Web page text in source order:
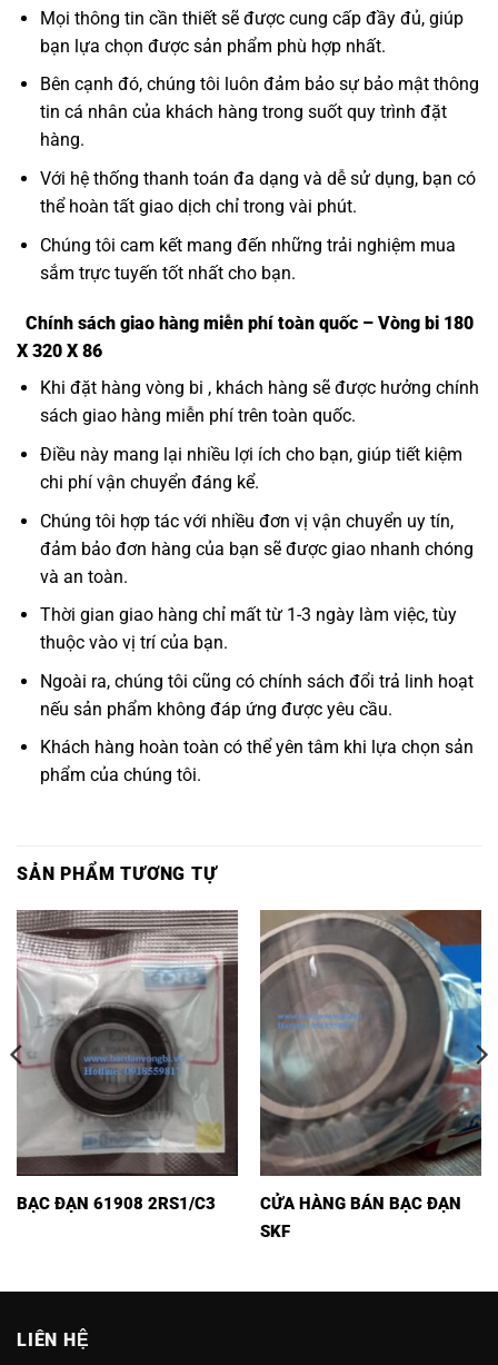
Mọi thông tin cần thiết sẽ được cung cấp đầy đủ, giúp
bạn lựa chọn được sản phẩm phù hợp nhất.
Bên cạnh đó, chúng tôi luôn đảm bảo sự bảo mật thông
tin cá nhân của khách hàng trong suốt quy trình đặt
hàng.
Với hệ thống thanh toán đa dạng và dễ sử dụng, bạn có
thể hoàn tất giao dịch chỉ trong vài phút.
Chúng tôi cam kết mang đến những trải nghiệm mua
sắm trực tuyến tốt nhất cho bạn.
Chính sách giao hàng miễn phí toàn quốc – Vòng bi 180
X 320 X 86
Khi đặt hàng vòng bi , khách hàng sẽ được hưởng chính
sách giao hàng miễn phí trên toàn quốc.
Điều này mang lại nhiều lợi ích cho bạn, giúp tiết kiệm
chi phí vận chuyển đáng kể.
Chúng tôi hợp tác với nhiều đơn vị vận chuyển uy tín,
đảm bảo đơn hàng của bạn sẽ được giao nhanh chóng
và an toàn.
Thời gian giao hàng chỉ mất từ 1-3 ngày làm việc, tùy
thuộc vào vị trí của bạn.
Ngoài ra, chúng tôi cũng có chính sách đổi trả linh hoạt
nếu sản phẩm không đáp ứng được yêu cầu.
Khách hàng hoàn toàn có thể yên tâm khi lựa chọn sản
phẩm của chúng tôi.
SẢN PHẨM TƯƠNG TỰ
BẠC ĐẠN 61908 2RS1/C3
CỬA HÀNG BÁN BẠC ĐẠN
SKF
LIÊN HỆ